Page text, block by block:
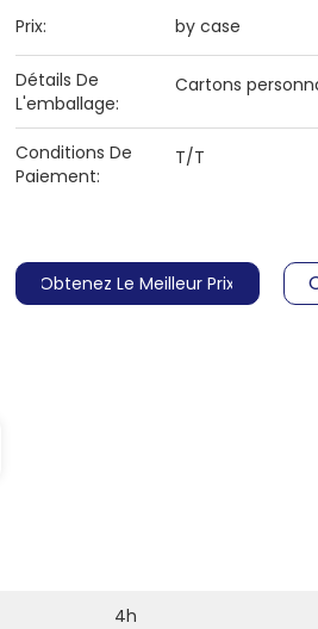
Prix: by case
Détails De
L'emballage:
Cartons
Conditions De
Paiement:
T/T
Obtenez Le Meilleur Prix
4h